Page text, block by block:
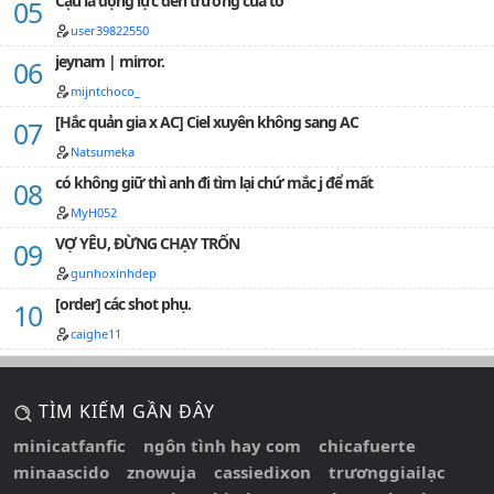
lòng KHÔNG REUP, CHUYỂN VER…
user39822550
jeynam | mirror.
mijntchoco_
[Hắc quản gia x AC] Ciel xuyên không sang AC
Natsumeka
có không giữ thì anh đi tìm lại chứ mắc j để mất
MyH052
VỢ YÊU, ĐỪNG CHẠY TRỐN
gunhoxinhdep
[order] các shot phụ.
caighe11
TÌM KIẾM GẦN ĐÂY
minicatfanfic ngôn tình hay com
chicafuerte
minaascido
znowuja cassiedixon
trươnggiailạc